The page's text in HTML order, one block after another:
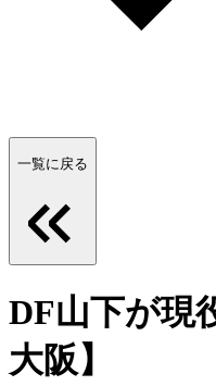
一覧に戻る
DF山下が現
大阪】